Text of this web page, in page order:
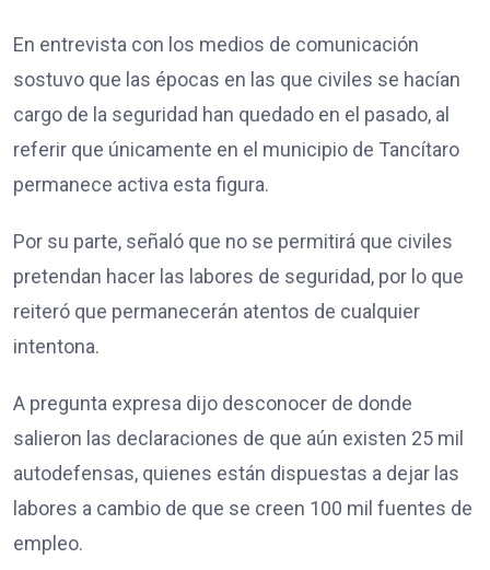
En entrevista con los medios de comunicación
sostuvo que las épocas en las que civiles se hacían
cargo de la seguridad han quedado en el pasado, al
referir que únicamente en el municipio de Tancítaro
permanece activa esta figura.
Por su parte, señaló que no se permitirá que civiles
pretendan hacer las labores de seguridad, por lo que
reiteró que permanecerán atentos de cualquier
intentona.
A pregunta expresa dijo desconocer de donde
salieron las declaraciones de que aún existen 25 mil
autodefensas, quienes están dispuestas a dejar las
labores a cambio de que se creen 100 mil fuentes de
empleo.